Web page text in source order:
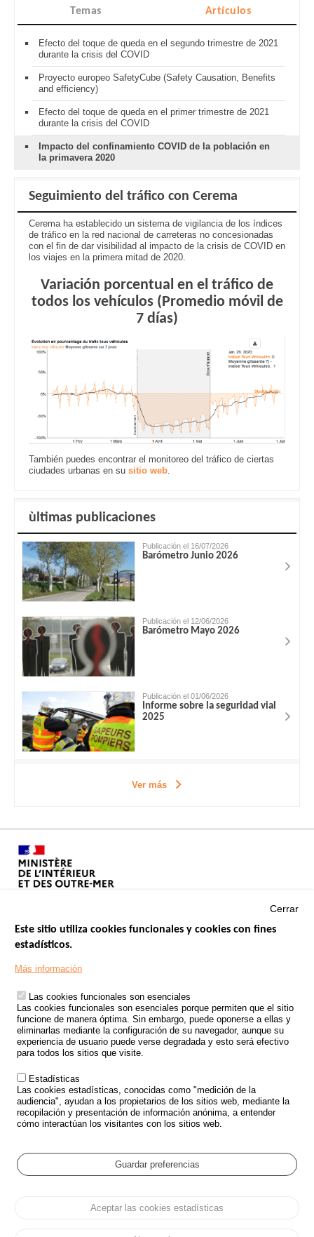
Temas Artículos
Efecto del toque de queda en el segundo trimestre de 2021
durante la crisis del COVID
Proyecto europeo SafetyCube (Safety Causation, Benefits
and efficiency)
Efecto del toque de queda en el primer trimestre de 2021
durante la crisis del COVID
Impacto del confinamiento COVID de la población en
la primavera 2020
Seguimiento del tráfico con Cerema
Cerema ha establecido un sistema de vigilancia de los índices
de tráfico en la red nacional de carreteras no concesionadas
con el fin de dar visibilidad al impacto de la crisis de COVID en
los viajes en la primera mitad de 2020.
Variación porcentual en el tráfico de
todos los vehículos (Promedio móvil de
7 días)
También puedes encontrar el monitoreo del tráfico de ciertas
ciudades urbanas en su sitio web.
ùltimas publicaciones
Publicación el 16/07/2026
Barómetro Junio 2026
Publicación el 12/06/2026
Barómetro Mayo 2026
Publicación el 01/06/2026
Informe sobre la seguridad vial
2025
Ver más
Footer
TRATAMIENTO DE DATOS PERSONALES PROCEDENTES DE
ACCIDENTES DE TRÁFICO
ESTUDIOS
CONVOCATORIA DE PROYECTOS DE ESTUDIOS
POLÍTICA DE SEGURIDAD VIAL
Outils
EVENTOS
GLOSARIO
Cookie settings
Protección de datos y CookiesAdministrar las cookies
Cerrar
Este sitio utiliza cookies funcionales y cookies con fines
estadísticos.
Más información
Las cookies funcionales son esenciales
Las cookies funcionales son esenciales porque permiten que el sitio
funcione de manera óptima. Sin embargo, puede oponerse a ellas y
eliminarlas mediante la configuración de su navegador, aunque su
experiencia de usuario puede verse degradada y esto será efectivo
para todos los sitios que visite.
Estadísticas
Las cookies estadísticas, conocidas como "medición de la
audiencia", ayudan a los propietarios de los sitios web, mediante la
recopilación y presentación de información anónima, a entender
cómo interactúan los visitantes con los sitios web.
Guardar preferencias
Aceptar las cookies estadísticas